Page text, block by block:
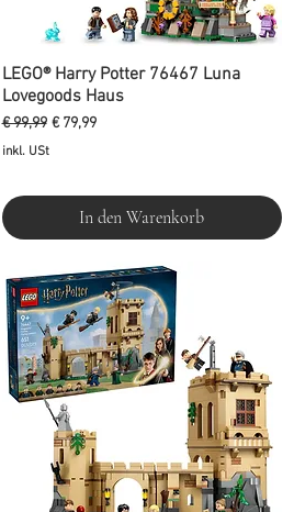
LEGO® Harry Potter 76467 Luna
Lovegoods Haus
Standardpreis
€ 99,99 Sale-Preis
€ 79,99
inkl. USt
In den Warenkorb